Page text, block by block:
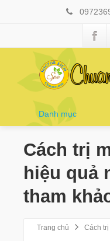
Danh mục
Cách trị
hiệu quả
tham
Trang chủ
Cách